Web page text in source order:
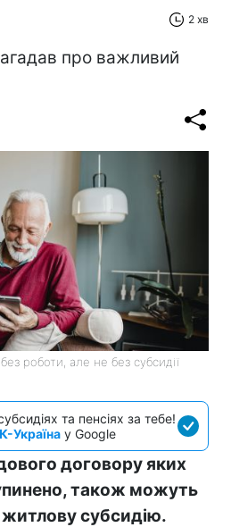
2 хв
про важливий
роботи, але не без субсидії
та пенсіях за тебе!
Україна у Google
договору яких
також можуть
субсидію.